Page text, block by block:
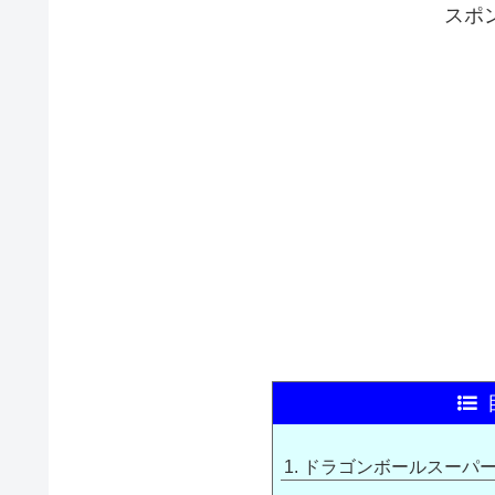
スポ
ドラゴンボールスーパ